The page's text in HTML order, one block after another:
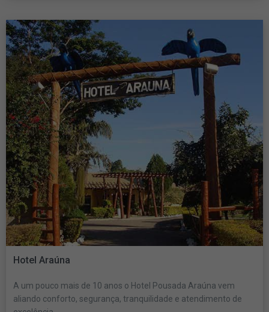
Hotel Araúna
A um pouco mais de 10 anos o Hotel Pousada Araúna vem
aliando conforto, segurança, tranquilidade e atendimento de